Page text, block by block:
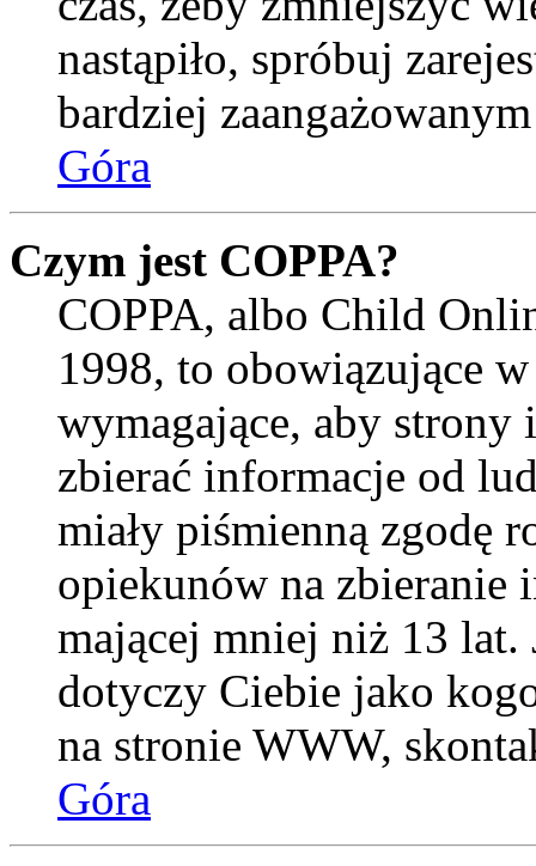
nastąpiło, spróbuj
bardziej
Góra
Czym jest COPPA?
COPPA, albo Child
1998, to obowiązujące
wymagające, aby strony
zbierać informacje od
miały piśmienną zgodę
opiekunów na zbieranie
mającej mniej niż 13 lat.
dotyczy Ciebie jako
na stronie WWW,
Góra